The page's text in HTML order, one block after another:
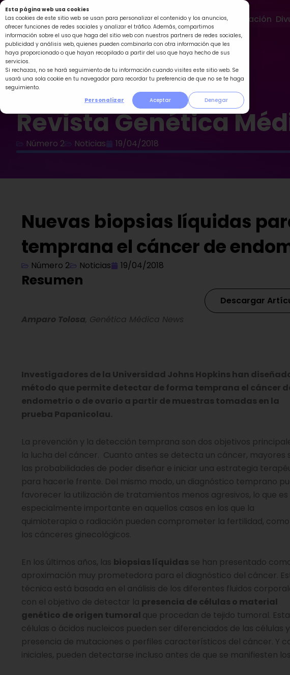
Esta página web usa cookies
Las cookies de este sitio web se usan para personalizar el contenido y los anuncios,
ofrecer funciones de redes sociales y analizar el tráfico. Además, compartimos
información sobre el uso que haga del sitio web con nuestros partners de redes sociales,
publicidad y análisis web, quienes pueden combinarla con otra información que les
haya proporcionado o que hayan recopilado a partir del uso que haya hecho de sus
servicios.
Si rechazas, no se hará seguimiento de tu información cuando visites este sitio web. Se
usará una sola cookie en tu navegador para recordar tu preferencia de que no se te haga
seguimiento.
Personalizar
Aceptar Denegar
Ir
al
contenido
Formación
Revista Genética
Número 2 Noticias 19/04/2018
Nuevas biopsias líquidas
temprana el cáncer de
Número 2 Noticias 19/04/2018
Resumen
Descargar
Amparo Tolosa, Genética Médica News
Investigadores de la Universidad Johns Hopkins han
método que permite detectar de forma temprana el cáncer
endometrio o de ovario a partir de muestras tomadas en la
prueba Papanicolau.
La prevención y la detección temprana son dos objetivos
la lucha del cáncer. Cuanto antes se detecta un cáncer, mayores
las probabilidades de poder diseñar e iniciar una estrategia
para hacerle frente. Del mismo modo, un diagnóstico temprano
favorecer la utilización de tratamientos menos agresivos, lo que es
especialmente importante en aquellos casos en los que la
quimioterapia o radiación pueden comprometer la fertilidad,
los cánceres ginecológicos.
En los últimos años, las biopsias líquidas se han presentado
aproximación muy prometedora para el diagnóstico del cáncer.
técnica está basada en el análisis de los diferentes fluidos
con el objetivo de detectar la presencia de células o material
genético de origen tumoral que procedan de tejido tumoral.
células o ácidos nucleicos pueden ser diferenciados de las
presencia de mutaciones o perfiles característicos del cáncer. Y
iniciales, pueden detectarse incluso antes de que se manifiesten